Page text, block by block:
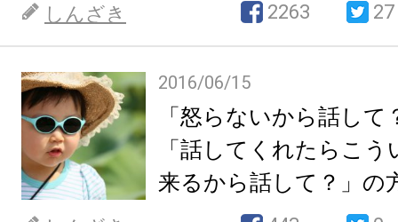
しんざき 2263 27
2016/06/15
「怒らないから話し
「話してくれたらこ
来るから話して？」の
話してくれる